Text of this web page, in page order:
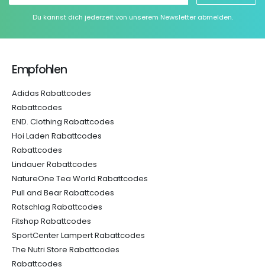
Du kannst dich jederzeit von unserem Newsletter abmelden.
Empfohlen
Adidas Rabattcodes
Rabattcodes
END. Clothing Rabattcodes
Hoi Laden Rabattcodes
Rabattcodes
Lindauer Rabattcodes
NatureOne Tea World Rabattcodes
Pull and Bear Rabattcodes
Rotschlag Rabattcodes
Fitshop Rabattcodes
SportCenter Lampert Rabattcodes
The Nutri Store Rabattcodes
Rabattcodes